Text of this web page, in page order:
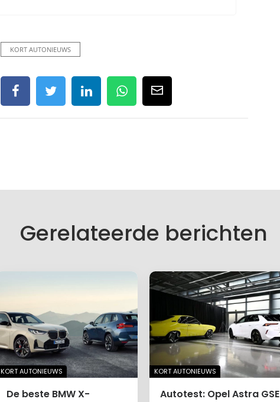
KORT AUTONIEUWS
Gerelateerde berichten
KORT AUTONIEUWS
De beste BMW X-
KORT AUTONIEUWS
Autotest: Opel Astra GSE